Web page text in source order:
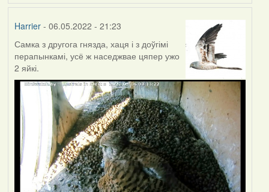
Harrier- 06.05.2022 - 21:23
Самка з другога гнязда, хаця і з доўгімі
перапынкамі, усё ж наседжвае цяпер ужо
2 яйкі.